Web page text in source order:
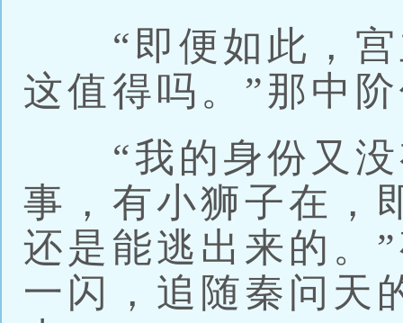
“即便如此，宫
这值得吗。”那中
“我的身份又没
事，有小狮子在，
还是能逃出来的。
一闪，追随秦问天